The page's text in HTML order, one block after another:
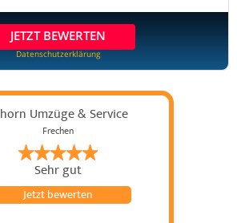
JETZT BEWERTEN
Datenschutzerklärung
Umzüge & Service
Frechen
Sehr gut
Jetzt bewerten